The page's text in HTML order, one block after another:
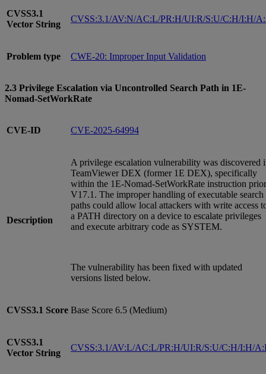
CVSS3.1
Vector String
CVSS:3.1/AV:N/AC:L/PR:H/UI:R/S:U/C:H/I:H/
Problem type CWE-20: Improper Input Validation
2.3 Privilege Escalation via Uncontrolled Search Path in 1E-
Nomad-SetWorkRate
CVE-ID CVE-2025-64994
Description
A privilege escalation vulnerability was discovered
TeamViewer DEX (former 1E DEX), specifically
within the 1E-Nomad-SetWorkRate instruction prior
V17.1. The improper handling of executable search
paths could allow local attackers with write access
a PATH directory on a device to escalate privileges
and execute arbitrary code as SYSTEM.
The vulnerability has been fixed with updated
versions listed below.
CVSS3.1 Score Base Score 6.5 (Medium)
CVSS3.1
Vector String
CVSS:3.1/AV:L/AC:L/PR:H/UI:R/S:U/C:H/I:H/